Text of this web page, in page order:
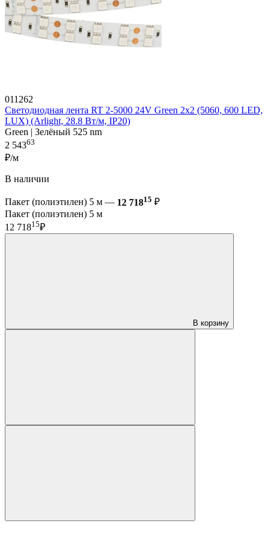
011262
Светодиодная лента RT 2-5000 24V Green 2x2 (5060, 600 LED,
LUX) (Arlight, 28.8 Вт/м, IP20)
Green | Зелёный 525 nm
2 54363
₽/м
В наличии
Пакет (полиэтилен) 5 м — 12 71815 ₽
Пакет (полиэтилен) 5 м
12 71815₽
В корзину